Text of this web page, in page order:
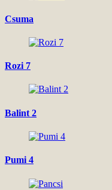
Csuma
Rozi 7
Balint 2
Pumi 4